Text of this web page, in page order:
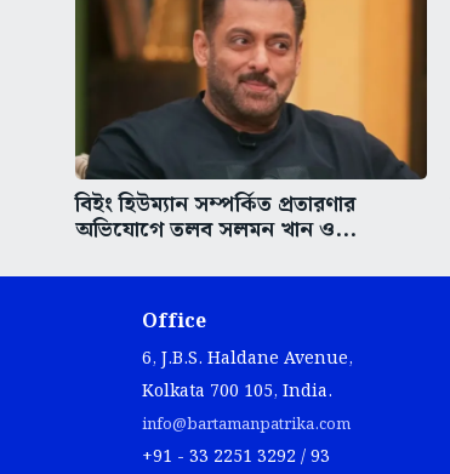
বিইং হিউম্যান সম্পর্কিত প্রতারণার
অভিযোগে তলব সলমন খান ও...
Office
6, J.B.S. Haldane Avenue,
Kolkata 700 105, India.
info@bartamanpatrika.com
+91 - 33 2251 3292 / 93